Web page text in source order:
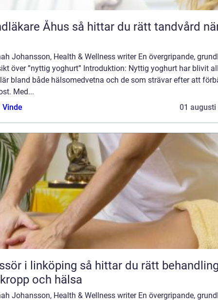
Åhus så hittar du rätt tandvård nära
Johansson, Health & Wellness writer En övergripande,
över ”nyttig yoghurt” Introduktion: Nyttig yoghurt har blivit
bland både hälsomedvetna och de som strävar efter att
Med...
Vinde
01 augusti
så hittar du rätt behandling
och hälsa
Johansson, Health & Wellness writer En övergripande,